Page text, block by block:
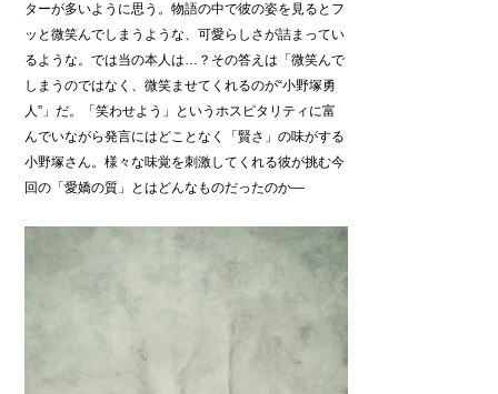
ターが多いように思う。物語の中で彼の姿を見るとフ
ッと微笑んでしまうような、可愛らしさが詰まってい
るような。では当の本人は…？その答えは「微笑んで
しまうのではなく、微笑ませてくれるのが“小野塚勇
人”」だ。「笑わせよう」というホスピタリティに富
んでいながら発言にはどことなく「賢さ」の味がする
小野塚さん。様々な味覚を刺激してくれる彼が挑む今
回の「愛嬌の質」とはどんなものだったのか―